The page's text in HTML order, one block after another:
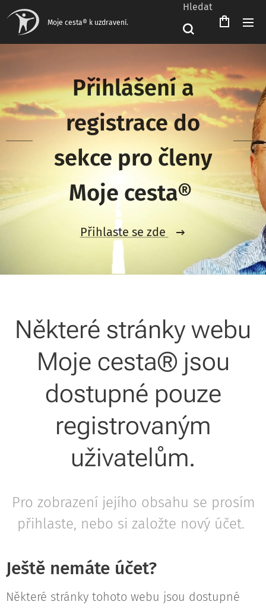
Moje cesta® k uzdravení.
Hledat
Přihlášení a
registrace do
sekce pro členy
Moje cesta®
Přihlaste se zde
Čeština‎
Některé stránky webu
Moje cesta® jsou
dostupné pouze
registrovaným
uživatelům.
Pro zobrazení jejího obsahu se prosím
přihlaste, nebo si založte nový účet.
Ještě nemáte účet?
Některé stránky tohoto webu jsou dostupné